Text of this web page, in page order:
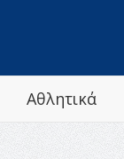
Αθλητικά